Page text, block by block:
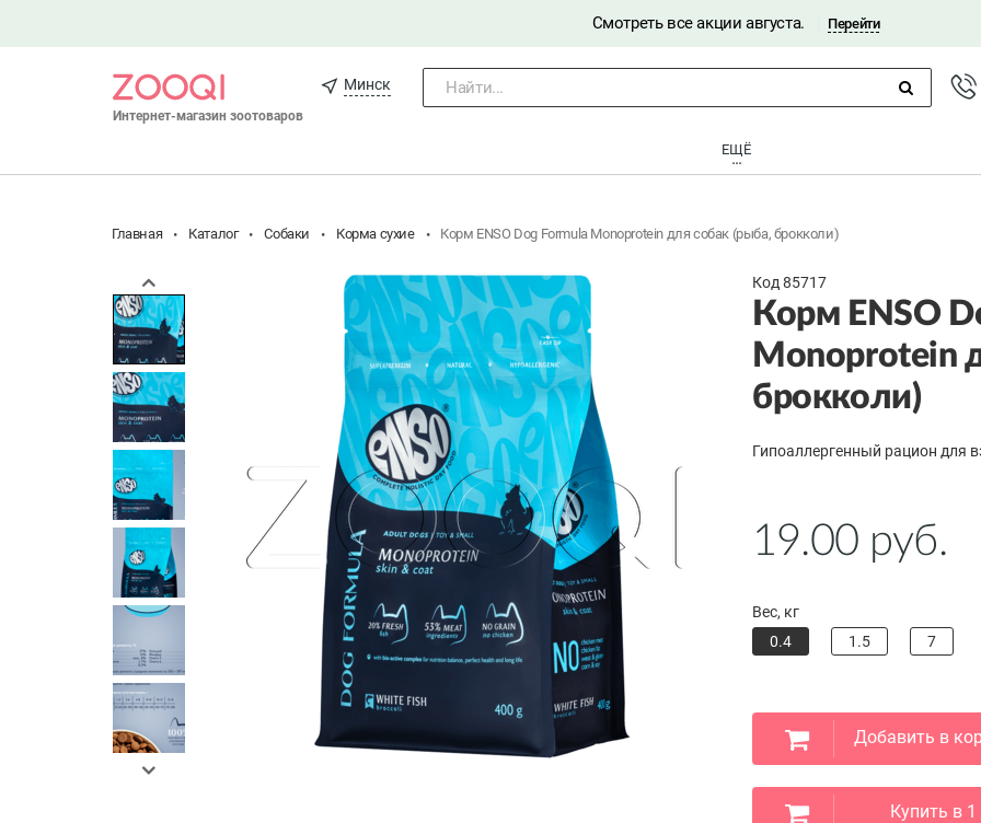
Смотреть все акции августа. Перейти
Интернет-магазин зоотоваров
Минск Найти...
ЕЩЁ
Главная Каталог Собаки Корма сухие Корм ENSO Dog Formula Monoprotein для собак (рыба, брокколи)
Код 85717
Корм ENSO
Monoprotein
брокколи)
Гипоаллергенный рацион для
19.00 руб.
Вес, кг
0.4
1.5 7
Добавить в
Купить в 1